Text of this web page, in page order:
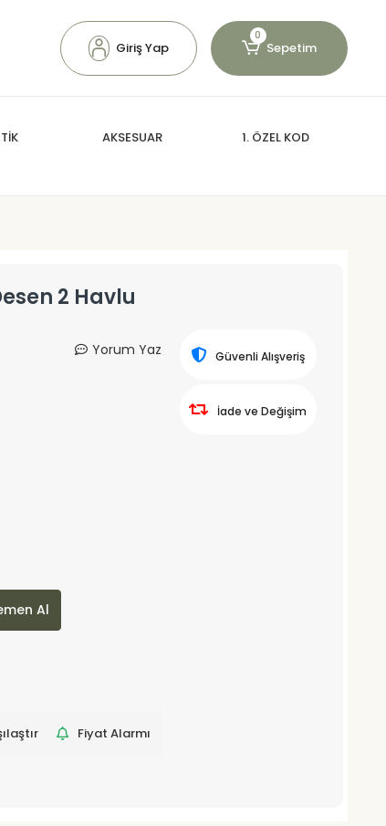
Giriş Yap
0
Sepetim
AKSESUAR 1. ÖZEL KOD
2 Havlu
Yorum Yaz
Al
Fiyat Alarmı
Güvenli Alışveriş
İade ve Değişim